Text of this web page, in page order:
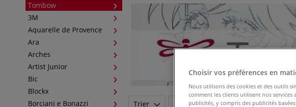
Tombow
3M
Aquarelle de Provence
Ara
Arches
Artist Junior
Bic
Blockx
Borciani e Bonazzi
Trier Marque Catégorie de produit
Choisir vos préférences en
Nous utilisons des cookies et des outils
comment les clients utilisent nos
publicités, y compris des publicités